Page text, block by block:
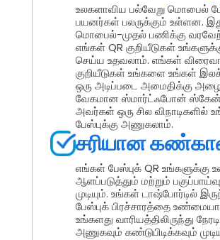
உலகளாவிய பல்வேறு மொபைல்
பயனர்கள் பலருக்கும் உள்ளன.
மொபைல்-முதல் பணிக்கு
எங்கள் QR குறியீடுகள்
செய்ய உதவலாம். எங்கள்
குறியீடுகள் உங்களை உங்கள்
ஒரு அடிப்படை அமைதிக்கு
வேகமான ஸ்மார்ட்ஃபோன் ஸ்கேன்
அவர்கள் ஒரு சில விநாடிகளில்
பேஸ்புக்கு அணுகலாம்.
சரியான
எங்கள் பேஸ்புக் QR உங்களுக்கு
ஆளப்படுத்தும் மற்றும்
முடியும். உங்கள் டாஷ்போர்டில்
பேஸ்புக் பிரச்சாரத்தை
உங்களது வாரியத்திலிருந்து
அணுகவும் கண்டுபிடிக்கவும்